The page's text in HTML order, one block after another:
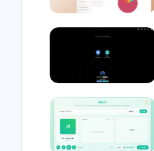
stonewu
<p>又学习了一遍</p>
5-30-2026